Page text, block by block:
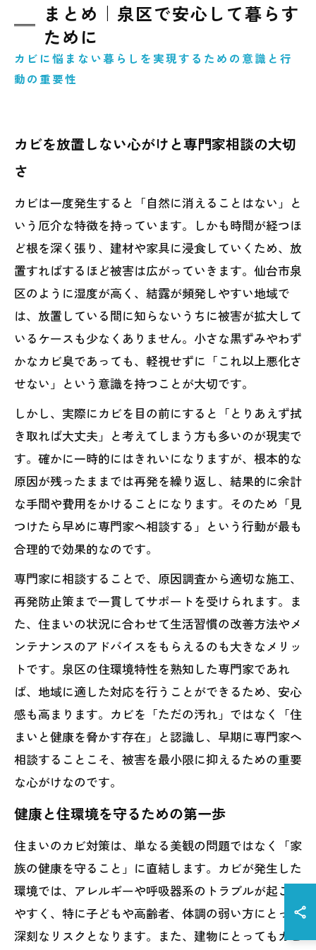
まとめ｜泉区で安心して暮らす
ために
カビに悩まない暮らしを実現するための意識と行
動の重要性
カビを放置しない心がけと専門家相談の大切
さ
カビは一度発生すると「自然に消えることはない」と
いう厄介な特徴を持っています。しかも時間が経つほ
ど根を深く張り、建材や家具に浸食していくため、放
置すればするほど被害は広がっていきます。仙台市泉
区のように湿度が高く、結露が頻発しやすい地域で
は、放置している間に知らないうちに被害が拡大して
いるケースも少なくありません。小さな黒ずみやわず
かなカビ臭であっても、軽視せずに「これ以上悪化さ
せない」という意識を持つことが大切です。
しかし、実際にカビを目の前にすると「とりあえず拭
き取れば大丈夫」と考えてしまう方も多いのが現実で
す。確かに一時的にはきれいになりますが、根本的な
原因が残ったままでは再発を繰り返し、結果的に余計
な手間や費用をかけることになります。そのため「見
つけたら早めに専門家へ相談する」という行動が最も
合理的で効果的なのです。
専門家に相談することで、原因調査から適切な施工、
再発防止策まで一貫してサポートを受けられます。ま
た、住まいの状況に合わせて生活習慣の改善方法やメ
ンテナンスのアドバイスをもらえるのも大きなメリッ
トです。泉区の住環境特性を熟知した専門家であれ
ば、地域に適した対応を行うことができるため、安心
感も高まります。カビを「ただの汚れ」ではなく「住
まいと健康を脅かす存在」と認識し、早期に専門家へ
相談することこそ、被害を最小限に抑えるための重要
な心がけなのです。
健康と住環境を守るための第一歩
住まいのカビ対策は、単なる美観の問題ではなく「家
族の健康を守ること」に直結します。カビが発生した
環境では、アレルギーや呼吸器系のトラブルが起こり
やすく、特に子どもや高齢者、体調の弱い方にとって
深刻なリスクとなります。また、建物にとってもカビ